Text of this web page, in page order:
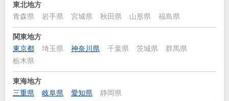
東北地方
青森県
岩手県 宮城県 秋田県 山形県 福島県
関東地方
東京都
埼玉県 神奈川県 千葉県 茨城県
群馬県
栃木県
東海地方
三重県
岐阜県 愛知県 静岡県